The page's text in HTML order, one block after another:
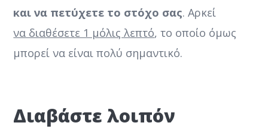
και να πετύχετε το στόχο σας. Αρκεί
να διαθέσετε 1 μόλις λεπτό, το οποίο όμως
μπορεί να είναι πολύ σημαντικό.
Διαβάστε λοιπόν